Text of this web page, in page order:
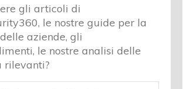
gli articoli di
le nostre guide per la
aziende, gli
le nostre analisi delle
rilevanti?